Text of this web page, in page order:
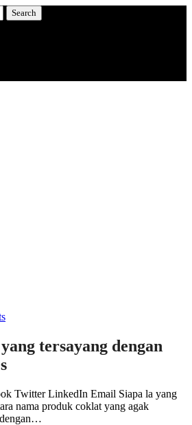
tersayang dengan
Twitter LinkedIn Email Siapa la yang
nama produk coklat yang agak